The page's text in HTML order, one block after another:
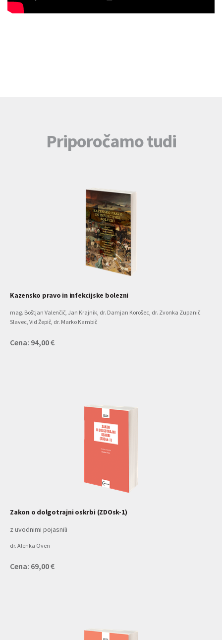
Priporočamo tudi
Kazensko pravo in infekcijske bolezni
mag. Boštjan Valenčič, Jan Krajnik, dr. Damjan Korošec, dr. Zvonka Zupanič
Slavec, Vid Žepič, dr. Marko Kambič
Cena: 94,00 €
Zakon o dolgotrajni oskrbi (ZDOsk-1)
z uvodnimi pojasnili
dr. Alenka Oven
Cena: 69,00 €